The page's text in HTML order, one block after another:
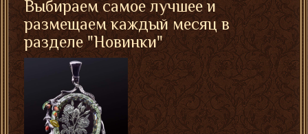
Выбираем самое лучшее и
размещаем каждый месяц в
разделе "Новинки"